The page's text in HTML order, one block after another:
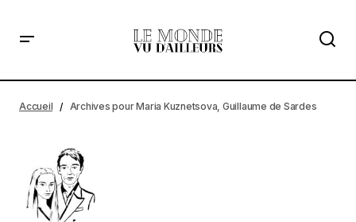
Accueil Archives pour Maria Kuznetsova, Guillaume de Sardes